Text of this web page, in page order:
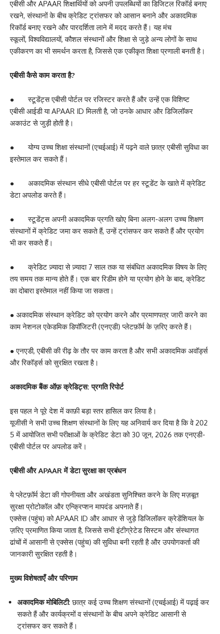
एबीसी और APAAR शिक्षार्थियों को अपनी उपलब्धियों का डिजिटल रिकॉर्ड बनाए
रखने, संस्थानों के बीच क्रेडिट ट्रांसफर को आसान बनाने और अकादमिक
रिकॉर्ड बनाए रखने और पारदर्शिता लाने में मदद करते हैं। यह मंच
स्कूलों, विश्वविद्यालयों, कौशल संस्थानों और शिक्षा से जुड़े अन्य लोगों के साथ
एकीकरण का भी समर्थन करता है, जिससे एक एकीकृत शिक्षा प्रणाली बनती है।
एबीसी कैसे काम करता है?
● स्टूडेंट्स एबीसी पोर्टल पर रजिस्टर करते हैं और उन्हें एक विशिष्ट
एबीसी आईडी या APAAR ID मिलती है, जो उनके आधार और डिजिलॉकर
अकाउंट से जुड़ी होती है।
● योग्य उच्च शिक्षा संस्थानों (एचईआई) में पढ़ने वाले छात्र एबीसी सुविधा का
इस्तेमाल कर सकते हैं।
● अकादमिक संस्थान सीधे एबीसी पोर्टल पर हर स्टूडेंट के खाते में क्रेडिट
डेटा अपलोड करते हैं।
● स्टूडेंट्स अपनी अकादमिक प्रगति खोए बिना अलग-अलग उच्च शिक्षण
संस्थानों में क्रेडिट जमा कर सकते हैं, उन्हें ट्रांसफर कर सकते हैं और प्रयोग
भी कर सकते हैं।
● क्रेडिट ज़्यादा से ज़्यादा 7 साल तक या संबंधित अकादमिक विषय के लिए
तय समय तक मान्य होते हैं। एक बार रिडीम होने या प्रयोग होने के बाद, क्रेडिट
का दोबारा इस्तेमाल नहीं किया जा सकता।
● अकादमिक संस्थान क्रेडिट को प्रयोग करने और प्रमाणपत्र जारी करने का
काम नेशनल एकेडमिक डिपॉजिटरी (एनएडी) प्लेटफ़ॉर्म के ज़रिए करते हैं।
● एनएडी, एबीसी की रीढ़ के तौर पर काम करता है और सभी अकादमिक अवॉर्ड्स
और रिकॉर्ड्स को सुरक्षित रखता है।
अकादमिक बैंक ऑफ़ क्रेडिट्स: प्रगति रिपोर्ट
इस पहल ने पूरे देश में काफ़ी बड़ा स्तर हासिल कर लिया है।
यूजीसी ने सभी उच्च शिक्षण संस्थानों के लिए यह अनिवार्य कर दिया है कि वे 202
5 में आयोजित सभी परीक्षाओं के क्रेडिट डेटा को 30 जून, 2026 तक एनएडी-
एबीसी पोर्टल पर अपलोड करें।
एबीसी औरAPAARमें डेटा सुरक्षा का प्रबंधन
ये प्लेटफ़ॉर्म डेटा की गोपनीयता और अखंडता सुनिश्चित करने के लिए मज़बूत
सुरक्षा प्रोटोकॉल और एन्क्रिप्शन मापदंड अपनाते हैं।
एक्सेस (पहुंच) को APAAR ID और आधार से जुड़े डिजिलॉकर क्रेडेंशियल के
ज़रिए प्रमाणित किया जाता है, जिससे सभी इंटीग्रेटेड सिस्टम और संस्थागत
ढांचों में आसानी से एक्सेस (पहुंच) की सुविधा बनी रहती है और उपयोगकर्ता की
जानकारी सुरक्षित रहती है।
मुख्य विशेषताएँ और परिणाम
अकादमिक मोबिलिटी: छात्र कई उच्च शिक्षण संस्थानों (एचईआई) में पढ़ाई कर
सकते हैं और कार्यक्रमों व संस्थानों के बीच अपने क्रेडिट आसानी से
ट्रांसफर कर सकते हैं।